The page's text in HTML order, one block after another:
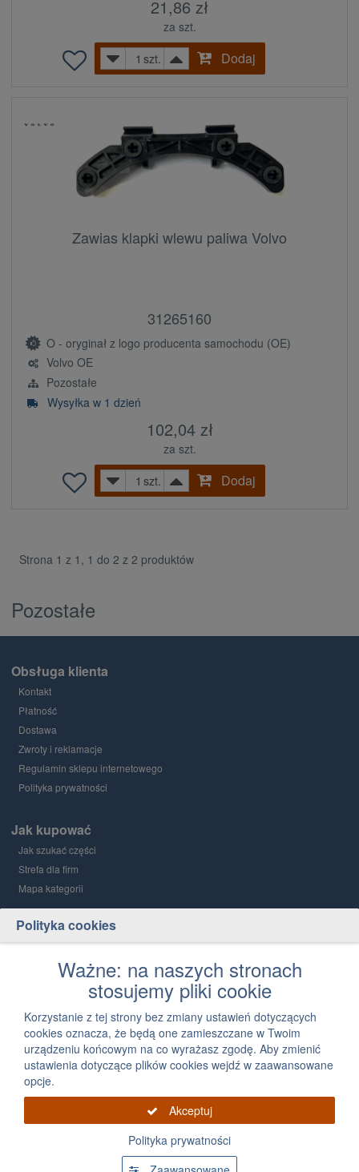
21,86 zł
za szt.
szt.
Dodaj
Zawias klapki wlewu paliwa Volvo
31265160
O - oryginał z logo producenta samochodu (OE)
Volvo OE
Pozostałe
Wysyłka w 1 dzień
102,04 zł
za szt.
szt.
Dodaj
Strona 1 z 1, 1 do 2 z 2 produktów
Pozostałe
Polityka cookies
Ważne: na naszych stronach
stosujemy pliki cookie
Korzystanie z tej strony bez zmiany ustawień dotyczących
cookies oznacza, że będą one zamieszczane w Twoim
urządzeniu końcowym na co wyrażasz zgodę. Aby zmienić
ustawienia dotyczące plików cookies wejdź w zaawansowane
opcje.
Akceptuj
Polityka prywatności
Obsługa klienta
Kontakt
Płatność
Dostawa
Zwroty i reklamacje
Regulamin sklepu internetowego
Polityka prywatności
Jak kupować
Jak szukać części
Strefa dla firm
Mapa kategorii
Grupa PGD i Holding 1
12 300 03 05
Napisz, jak możemy Ci pomóc
tej stronie zabronione